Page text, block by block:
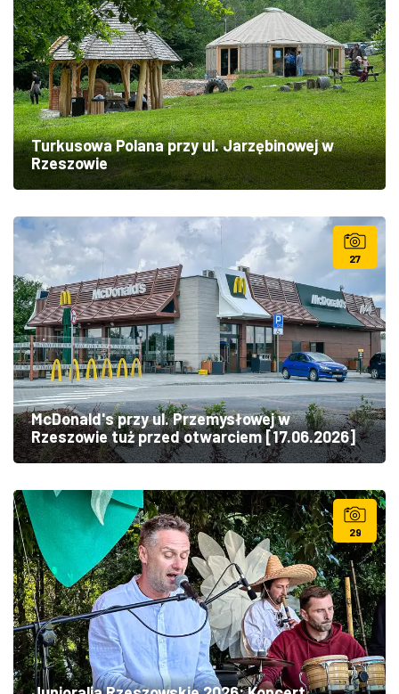
Turkusowa Polana przy ul. Jarzębinowej w
Rzeszowie
27
McDonald's przy ul. Przemysłowej w
Rzeszowie tuż przed otwarciem [17.06.2026]
29